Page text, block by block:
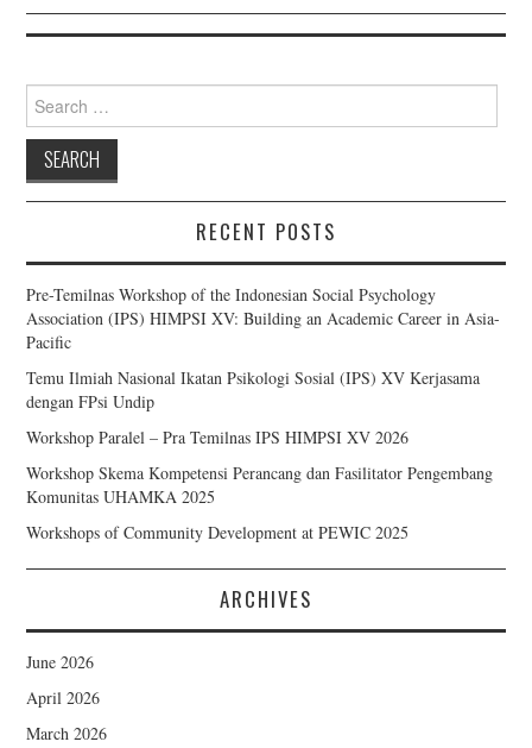
Search for:
RECENT POSTS
Pre-Temilnas Workshop of the Indonesian Social Psychology
Association (IPS) HIMPSI XV: Building an Academic Career in Asia-
Pacific
Temu Ilmiah Nasional Ikatan Psikologi Sosial (IPS) XV Kerjasama
dengan FPsi Undip
Workshop Paralel – Pra Temilnas IPS HIMPSI XV 2026
Workshop Skema Kompetensi Perancang dan Fasilitator Pengembang
Komunitas UHAMKA 2025
Workshops of Community Development at PEWIC 2025
ARCHIVES
June 2026
April 2026
March 2026